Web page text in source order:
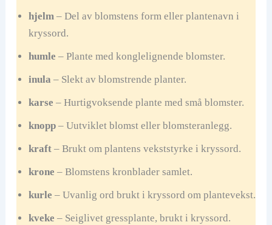
hjelm– Del av blomstens form eller plantenavn i
kryssord.
humle – Plante med konglelignende blomster.
inula – Slekt av blomstrende planter.
karse – Hurtigvoksende plante med små blomster.
knopp– Uutviklet blomst eller blomsteranlegg.
kraft– Brukt om plantens vekststyrke i kryssord.
krone – Blomstens kronblader samlet.
kurle – Uvanlig ord brukt i kryssord om plantevekst.
kveke – Seiglivet gressplante, brukt i kryssord.